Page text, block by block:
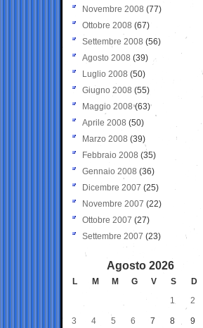
Novembre 2008 (77)
Ottobre 2008 (67)
Settembre 2008 (56)
Agosto 2008 (39)
Luglio 2008 (50)
Giugno 2008 (55)
Maggio 2008(63)
Aprile 2008 (50)
Marzo 2008 (39)
Febbraio 2008 (35)
Gennaio 2008 (36)
Dicembre 2007 (25)
Novembre 2007 (22)
Ottobre 2007 (27)
Settembre 2007 (23)
Agosto 2026
L M M G V S
D
1
2
3 4 5 6 7 8 9